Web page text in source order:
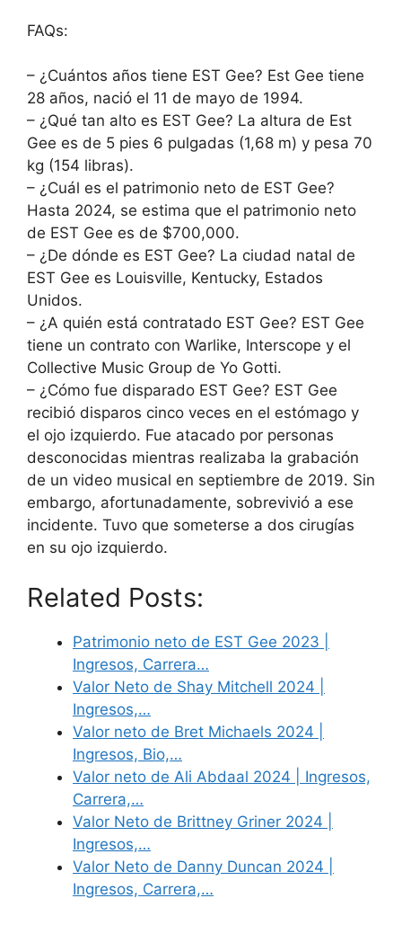
FAQs:
– ¿Cuántos años tiene EST Gee? Est Gee tiene
28 años, nació el 11 de mayo de 1994.
– ¿Qué tan alto es EST Gee? La altura de Est
Gee es de 5 pies 6 pulgadas (1,68 m) y pesa 70
kg (154 libras).
– ¿Cuál es el patrimonio neto de EST Gee?
Hasta 2024, se estima que el patrimonio neto
de EST Gee es de $700,000.
– ¿De dónde es EST Gee? La ciudad natal de
EST Gee es Louisville, Kentucky, Estados
Unidos.
– ¿A quién está contratado EST Gee? EST Gee
tiene un contrato con Warlike, Interscope y el
Collective Music Group de Yo Gotti.
– ¿Cómo fue disparado EST Gee? EST Gee
recibió disparos cinco veces en el estómago y
el ojo izquierdo. Fue atacado por personas
desconocidas mientras realizaba la grabación
de un video musical en septiembre de 2019. Sin
embargo, afortunadamente, sobrevivió a ese
incidente. Tuvo que someterse a dos cirugías
en su ojo izquierdo.
Related Posts:
Patrimonio neto de EST Gee 2023 |
Ingresos, Carrera…
Valor Neto de Shay Mitchell 2024 |
Ingresos,…
Valor neto de Bret Michaels 2024 |
Ingresos, Bio,…
Valor neto de Ali Abdaal 2024 | Ingresos,
Carrera,…
Valor Neto de Brittney Griner 2024 |
Ingresos,…
Valor Neto de Danny Duncan 2024 |
Ingresos, Carrera,…